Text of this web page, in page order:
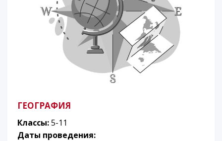
ГЕОГРАФИЯ
Классы:5-11
Даты проведения: